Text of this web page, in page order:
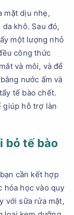
mặt dịu nhẹ,
khô. Sau đó,
một lượng nhỏ
công thức
và môi, và để
nước ấm và
tế bào chết.
giúp hỗ trợ làn
bỏ tế bào
cần kết hợp
hóa học vào quy
với sữa rửa mặt,